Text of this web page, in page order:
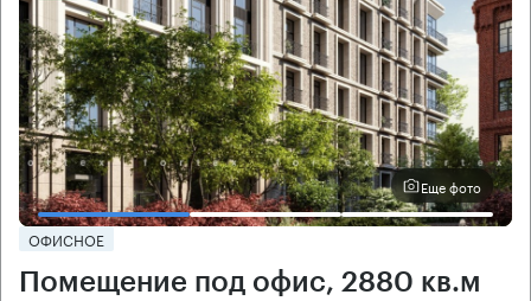
Еще фото
ОФИСНОЕ
Помещение под офис, 2880 кв.м